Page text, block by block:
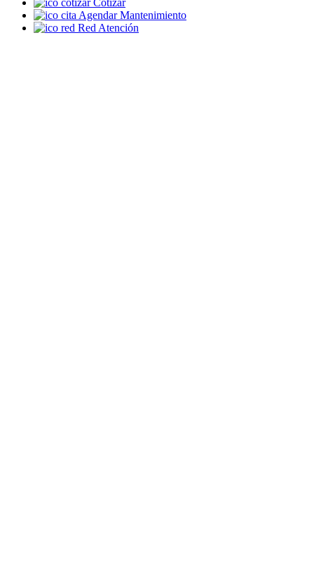
Cotizar
Agendar Mantenimiento
Red Atención